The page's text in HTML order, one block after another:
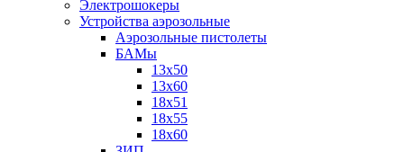
Электрошокеры
Устройства аэрозольные
Аэрозольные пистолеты
БАМы
13х50
13х60
18х51
18х55
18х60